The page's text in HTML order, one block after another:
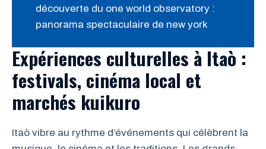
découverte du one world observatory :
panorama spectaculaire de new york
Expériences culturelles à Itaò :
festivals, cinéma local et
marchés kuikuro
Itaò vibre au rythme d’événements qui célèbrent la